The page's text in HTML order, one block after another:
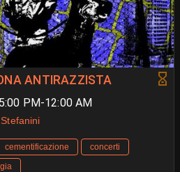
ANTIRAZZISTA
PM-12:00 AM
cementificazione
concerti